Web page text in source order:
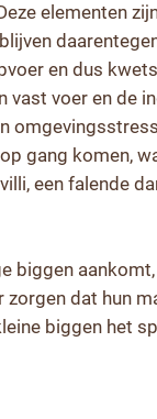
elementen
en dus
vast voer en de
gang komen,
een falende
biggen
zorgen dat hun
biggen het